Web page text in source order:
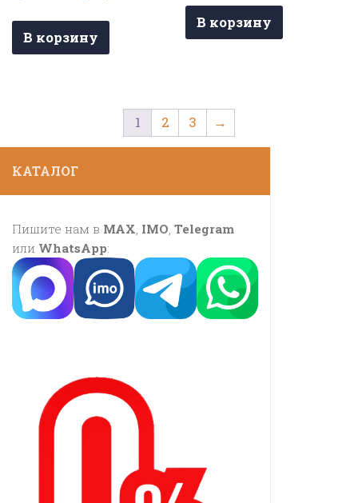
В корзину
В корзину
1 2 3 →
КАТАЛОГ
Пишите нам в MAX IMO Telegram
или WhatsApp: